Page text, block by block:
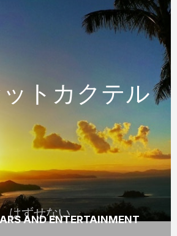
はずせない
トカクテル
トカクテル
One Tree Hillで一杯のみなが
の入りをお楽しみください。
READ MORE
AND ENTERTAINMENT